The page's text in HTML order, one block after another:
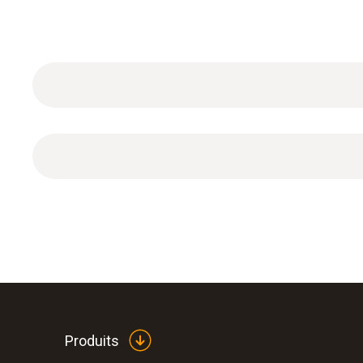
Produits